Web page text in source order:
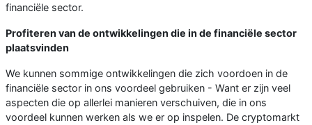
financiële sector.
Profiteren van de ontwikkelingen die in de financiële sector
plaatsvinden
We kunnen sommige ontwikkelingen die zich voordoen in de
financiële sector in ons voordeel gebruiken - Want er zijn veel
aspecten die op allerlei manieren verschuiven, die in ons
voordeel kunnen werken als we er op inspelen. De cryptomarkt